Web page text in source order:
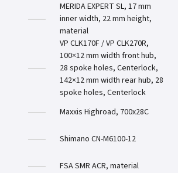
MERIDA EXPERT SL, 17 mm
inner width, 22 mm height,
material
VP CLK170F / VP CLK270R,
100×12 mm width front hub,
28 spoke holes, Centerlock,
142×12 mm width rear hub, 28
spoke holes, Centerlock
Maxxis Highroad, 700x28C
Shimano CN-M6100-12
FSA SMR ACR, material